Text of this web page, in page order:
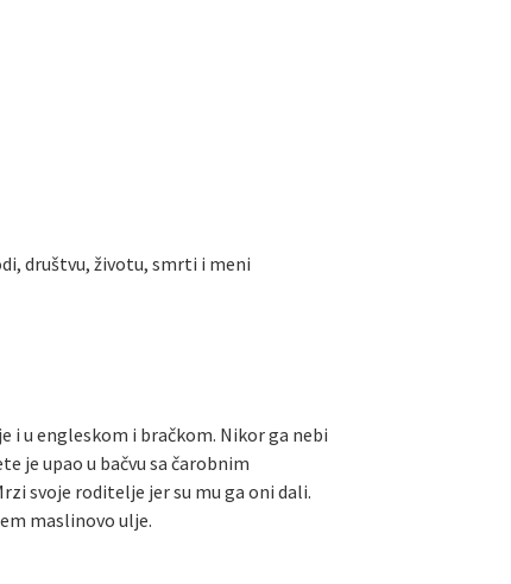
društvu, životu, smrti i meni
u engleskom i bračkom. Nikor ga nebi
je upao u bačvu sa čarobnim
svoje roditelje jer su mu ga oni dali.
maslinovo ulje.